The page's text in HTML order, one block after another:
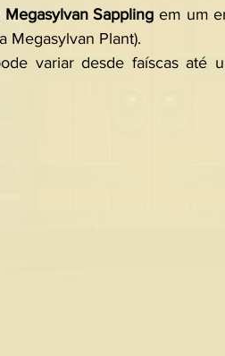
Megasylvan Sappling em um
Megasylvan Plant).
variar desde faíscas até